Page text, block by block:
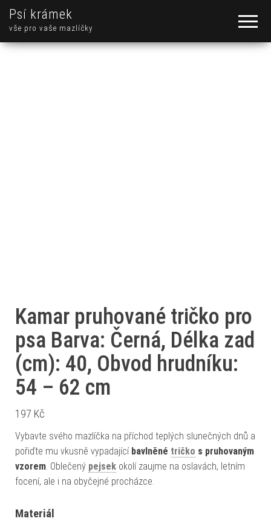
Psí krámek
vše pro vaše mazlíčky
Kamar pruhované tričko pro
psa Barva: Černá, Délka zad
(cm): 40, Obvod hrudníku:
54 – 62 cm
197 Kč
Vybavte svého mazlíčka na příchod teplých slunečných dnů a
pořiďte mu vkusně vypadající bavlněné tričko s pruhovaným
vzorem . Oblečený pejsek okolí zaujme na oslavách, letním
focení, ale i na obyčejné procházce.
Materiál